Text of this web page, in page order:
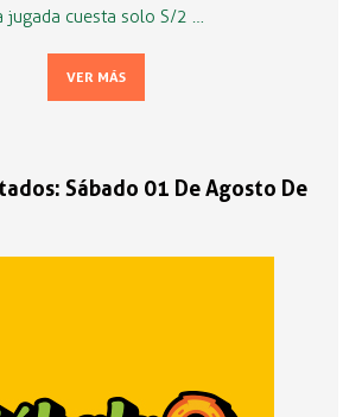
jugada cuesta solo S/2 …
VER MÁS
Sábado 01 De Agosto De